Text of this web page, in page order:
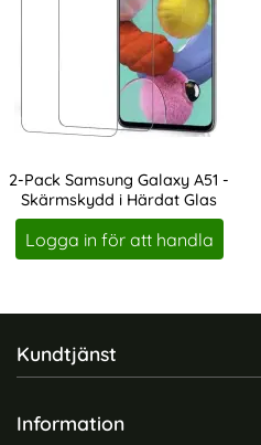
2-Pack Samsung Galaxy A51 -
Skärmskydd i Härdat Glas
Art. nr 8370
Logga in för att handla
Sidfot Blandad info
Kundtjänst
Information